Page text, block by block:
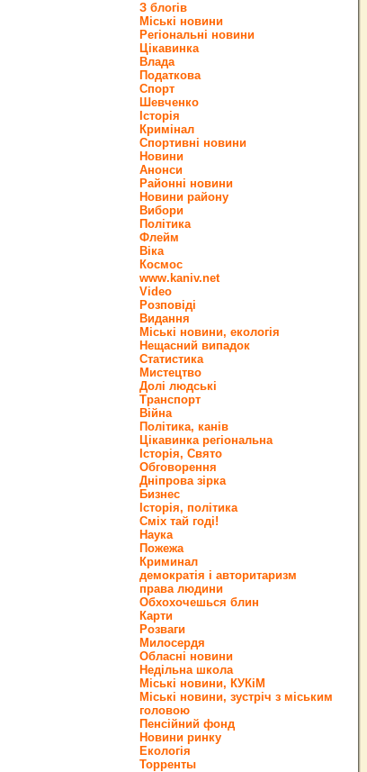
З блогів
Міські новини
Регіональні новини
Цікавинка
Влада
Податкова
Спорт
Шевченко
Історія
Кримінал
Спортивні новини
Новини
Анонси
Районні новини
Новини району
Вибори
Політика
Флейм
Віка
Космос
www.kaniv.net
Video
Розповіді
Видання
Міські новини, екологія
Нещасний випадок
Статистика
Мистецтво
Долі людські
Транспорт
Війна
Політика, канів
Цікавинка регіональна
Історія, Свято
Обговорення
Дніпрова зірка
Бизнес
Історія, політика
Сміх тай годі!
Наука
Пожежа
Криминал
демократія і авторитаризм
права людини
Обхохочешься блин
Карти
Розваги
Милосердя
Обласні новини
Недільна школа
Міські новини, КУКіМ
Міські новини, зустріч з міським
головою
Пенсійний фонд
Новини ринку
Екологія
Торренты